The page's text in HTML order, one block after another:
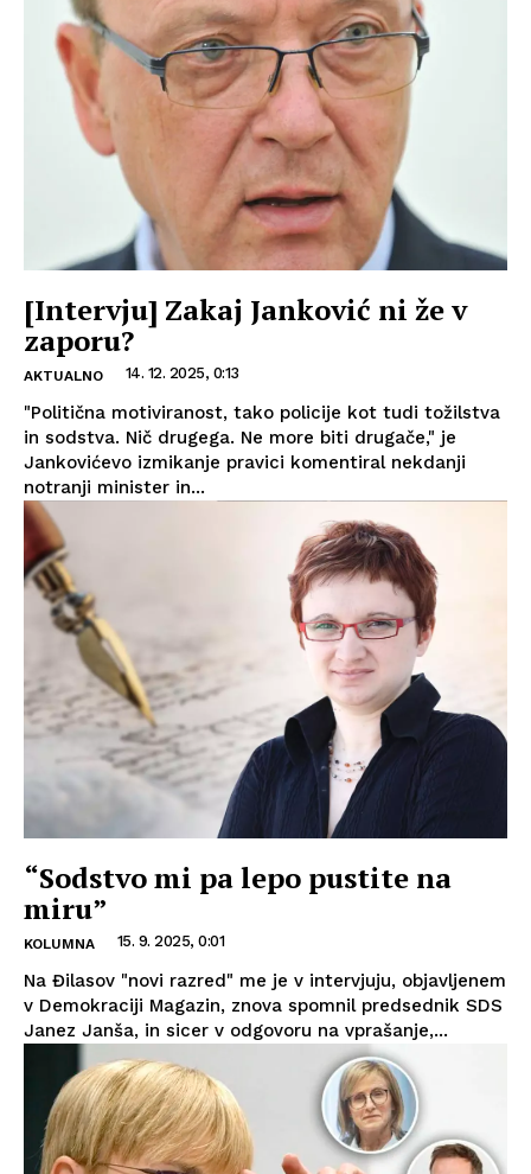
[Intervju] Zakaj Janković ni že v
zaporu?
AKTUALNO 14. 12. 2025, 0:13
"Politična motiviranost, tako policije kot tudi tožilstva
in sodstva. Nič drugega. Ne more biti drugače," je
Jankovićevo izmikanje pravici komentiral nekdanji
notranji minister in...
“Sodstvo mi pa lepo pustite na
miru”
KOLUMNA 15. 9. 2025, 0:01
Na Đilasov "novi razred" me je v intervjuju, objavljenem
v Demokraciji Magazin, znova spomnil predsednik SDS
Janez Janša, in sicer v odgovoru na vprašanje,...